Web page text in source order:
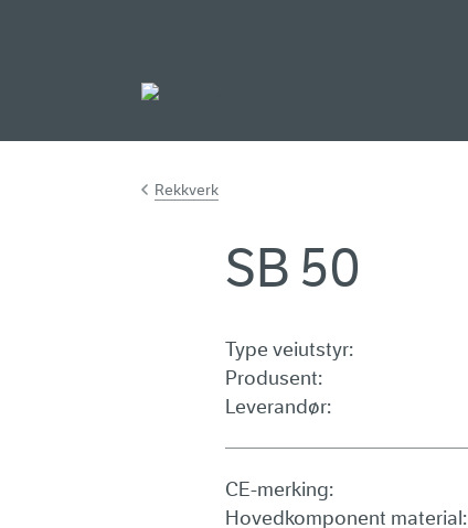
Rekkverk
SB 50
Type veiutstyr:
Produsent:
Leverandør:
CE-merking:
Hovedkomponent material: